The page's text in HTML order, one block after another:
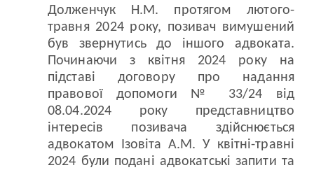
Долженчук Н.М. протягом лютого-
травня 2024 року, позивач вимушений
був звернутись до іншого адвоката.
Починаючи з квітня 2024 року на
підставі договору про надання
правової допомоги № 33/24 від
08.04.2024 року представництво
інтересів позивача здійснюється
адвокатом Ізовіта А.М. У квітні-травні
2024 були подані адвокатські запити та